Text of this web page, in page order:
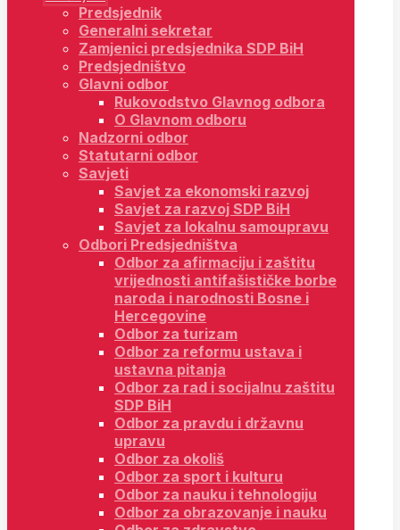
Predsjednik
Generalni sekretar
Zamjenici predsjednika SDP BiH
Predsjedništvo
Glavni odbor
Rukovodstvo Glavnog odbora
O Glavnom odboru
Nadzorni odbor
Statutarni odbor
Savjeti
Savjet za ekonomski razvoj
Savjet za razvoj SDP BiH
Savjet za lokalnu samoupravu
Odbori Predsjedništva
Odbor za afirmaciju i zaštitu
vrijednosti antifašističke borbe
naroda i narodnosti Bosne i
Hercegovine
Odbor za turizam
Odbor za reformu ustava i
ustavna pitanja
Odbor za rad i socijalnu zaštitu
SDP BiH
Odbor za pravdu i državnu
upravu
Odbor za okoliš
Odbor za sport i kulturu
Odbor za nauku i tehnologiju
Odbor za obrazovanje i nauku